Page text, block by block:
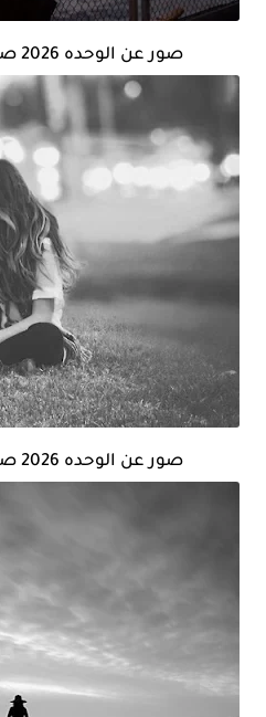
صور عن الوحده 2026 صور معبرة عن العزلة
صور عن الوحده 2026 صور معبرة عن العزلة